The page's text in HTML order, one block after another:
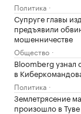
Политика
Супруге главы
предъявили
мошенничестве
Общество
Bloomberg узнал
в
Политика
Землетрясение
произошло в Туве